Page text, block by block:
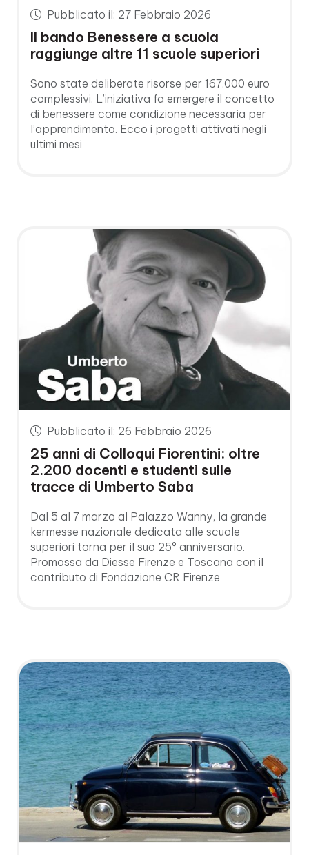
Pubblicato il: 27 Febbraio 2026
Il bando Benessere a scuola
raggiunge altre 11 scuole superiori
Sono state deliberate risorse per 167.000 euro
complessivi. L’iniziativa fa emergere il concetto
di benessere come condizione necessaria per
l’apprendimento. Ecco i progetti attivati negli
ultimi mesi
Pubblicato il: 26 Febbraio 2026
25 anni di Colloqui Fiorentini: oltre
2.200 docenti e studenti sulle
tracce di Umberto Saba
Dal 5 al 7 marzo al Palazzo Wanny, la grande
kermesse nazionale dedicata alle scuole
superiori torna per il suo 25° anniversario.
Promossa da Diesse Firenze e Toscana con il
contributo di Fondazione CR Firenze